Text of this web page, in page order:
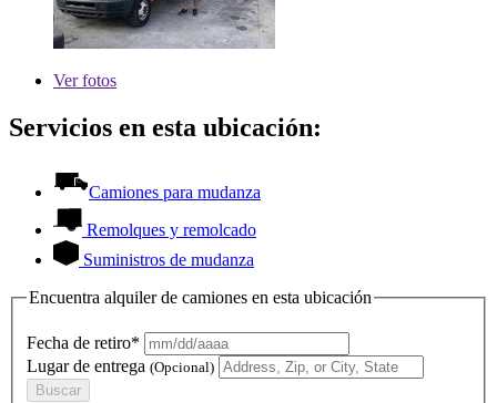
Verfotos
Servicios en esta ubicación:
Camiones para mudanza
Remolques y remolcado
Suministros de mudanza
Encuentra alquiler de camiones en esta ubicación
Fecha de retiro*
Lugar de entrega (Opcional)
Buscar